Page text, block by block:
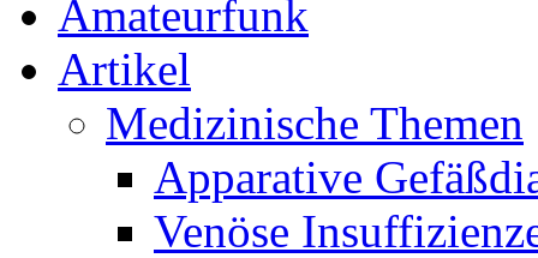
Amateurfunk
Artikel
Medizinische Themen
Apparative
Venöse